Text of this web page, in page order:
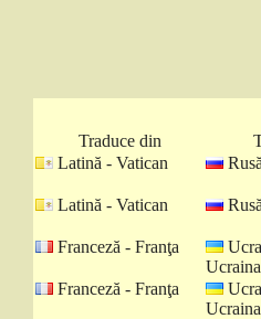
Traduce din
Latină - Vatican
Latină - Vatican
Franceză - Franţa
Ucraina
Franceză - Franţa
Ucraina